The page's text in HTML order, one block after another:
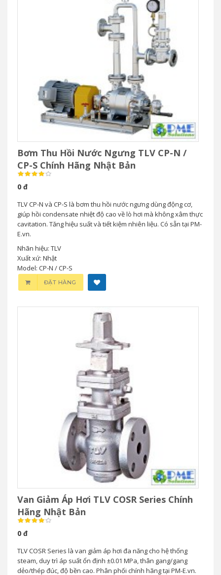
Bơm Thu Hồi Nước Ngưng TLV CP-N /
CP-S Chính Hãng Nhật Bản
0 đ
TLV CP-N và CP-S là bơm thu hồi nước ngưng dùng động cơ,
giúp hồi condensate nhiệt độ cao về lò hơi mà không xâm thực
cavitation. Tăng hiệu suất và tiết kiệm nhiên liệu. Có sẵn tại PM-
E.vn.
Nhãn hiệu: TLV
Xuất xứ: Nhật
Model: CP-N / CP-S
ĐẶT HÀNG
Van Giảm Áp Hơi TLV COSR Series Chính
Hãng Nhật Bản
0 đ
TLV COSR Series là van giảm áp hơi đa năng cho hệ thống
steam, duy trì áp suất ổn định ±0.01 MPa, thân gang/gang
dẻo/thép đúc, độ bền cao. Phân phối chính hãng tại PM-E.vn.